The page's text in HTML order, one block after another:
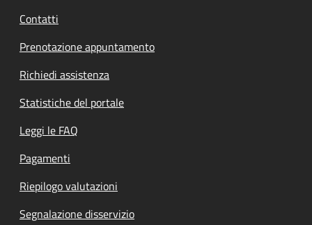
Contatti
Prenotazione appuntamento
Richiedi assistenza
Statistiche del portale
Leggi le FAQ
Pagamenti
Riepilogo valutazioni
Segnalazione disservizio